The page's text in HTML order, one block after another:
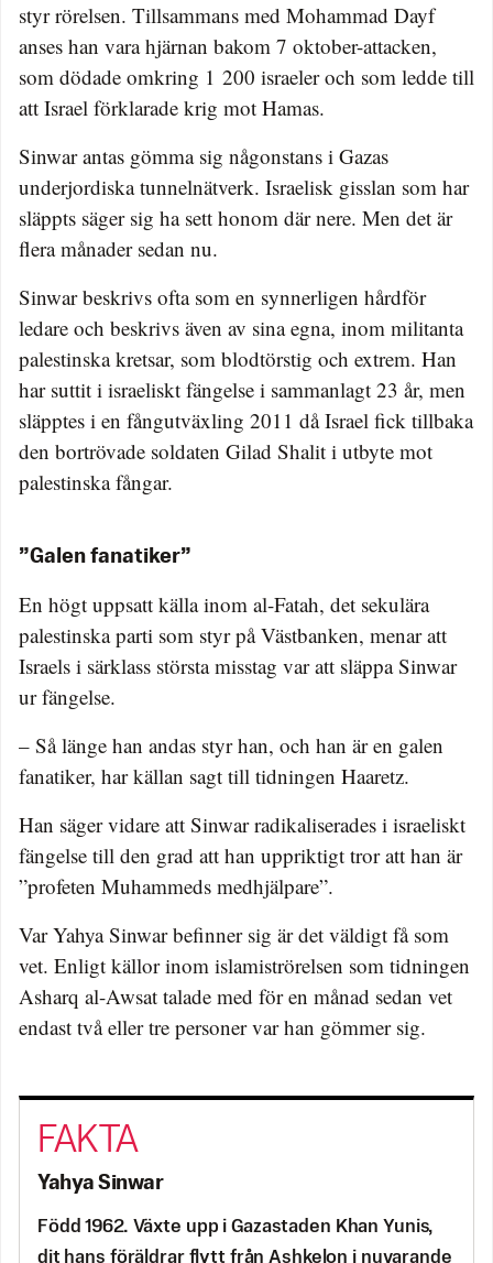
styr rörelsen. Tillsammans med Mohammad Dayf
anses han vara hjärnan bakom 7 oktober-attacken,
som dödade omkring 1 200 israeler och som ledde till
att Israel förklarade krig mot Hamas.
Sinwar antas gömma sig någonstans i Gazas
underjordiska tunnelnätverk. Israelisk gisslan som har
släppts säger sig ha sett honom där nere. Men det är
flera månader sedan nu.
Sinwar beskrivs ofta som en synnerligen hårdför
ledare och beskrivs även av sina egna, inom militanta
palestinska kretsar, som blodtörstig och extrem. Han
har suttit i israeliskt fängelse i sammanlagt 23 år, men
släpptes i en fångutväxling 2011 då Israel fick tillbaka
den bortrövade soldaten Gilad Shalit i utbyte mot
palestinska fångar.
”Galen fanatiker”
En högt uppsatt källa inom al-Fatah, det sekulära
palestinska parti som styr på Västbanken, menar att
Israels i särklass största misstag var att släppa Sinwar
ur fängelse.
– Så länge han andas styr han, och han är en galen
fanatiker, har källan sagt till tidningen Haaretz.
Han säger vidare att Sinwar radikaliserades i israeliskt
fängelse till den grad att han uppriktigt tror att han är
”profeten Muhammeds medhjälpare”.
Var Yahya Sinwar befinner sig är det väldigt få som
vet. Enligt källor inom islamiströrelsen som tidningen
Asharq al-Awsat talade med för en månad sedan vet
endast två eller tre personer var han gömmer sig.
Yahya Sinwar
Född 1962. Växte upp i Gazastaden Khan Yunis,
dit hans föräldrar flytt från Ashkelon i nuvarande